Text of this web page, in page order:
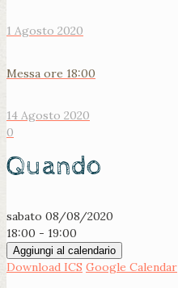
1 Agosto 2020
Messa ore 18:00
14 Agosto 2020
0
Quando
sabato 08/08/2020
18:00 - 19:00
Aggiungi al calendario
Download ICS Google Calendar